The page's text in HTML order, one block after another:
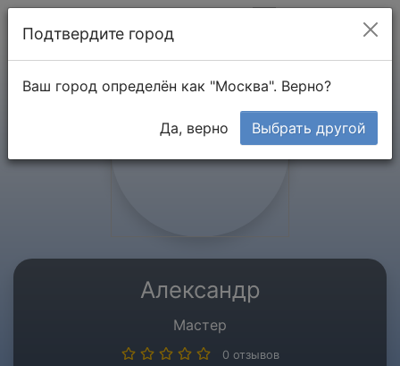
Александр
Мастер
0 отзывов
Подтвердите город
Ваш город определён как "Москва". Верно?
Да, верно Выбрать другой